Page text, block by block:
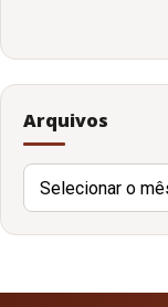
Arquivos
Arquivos